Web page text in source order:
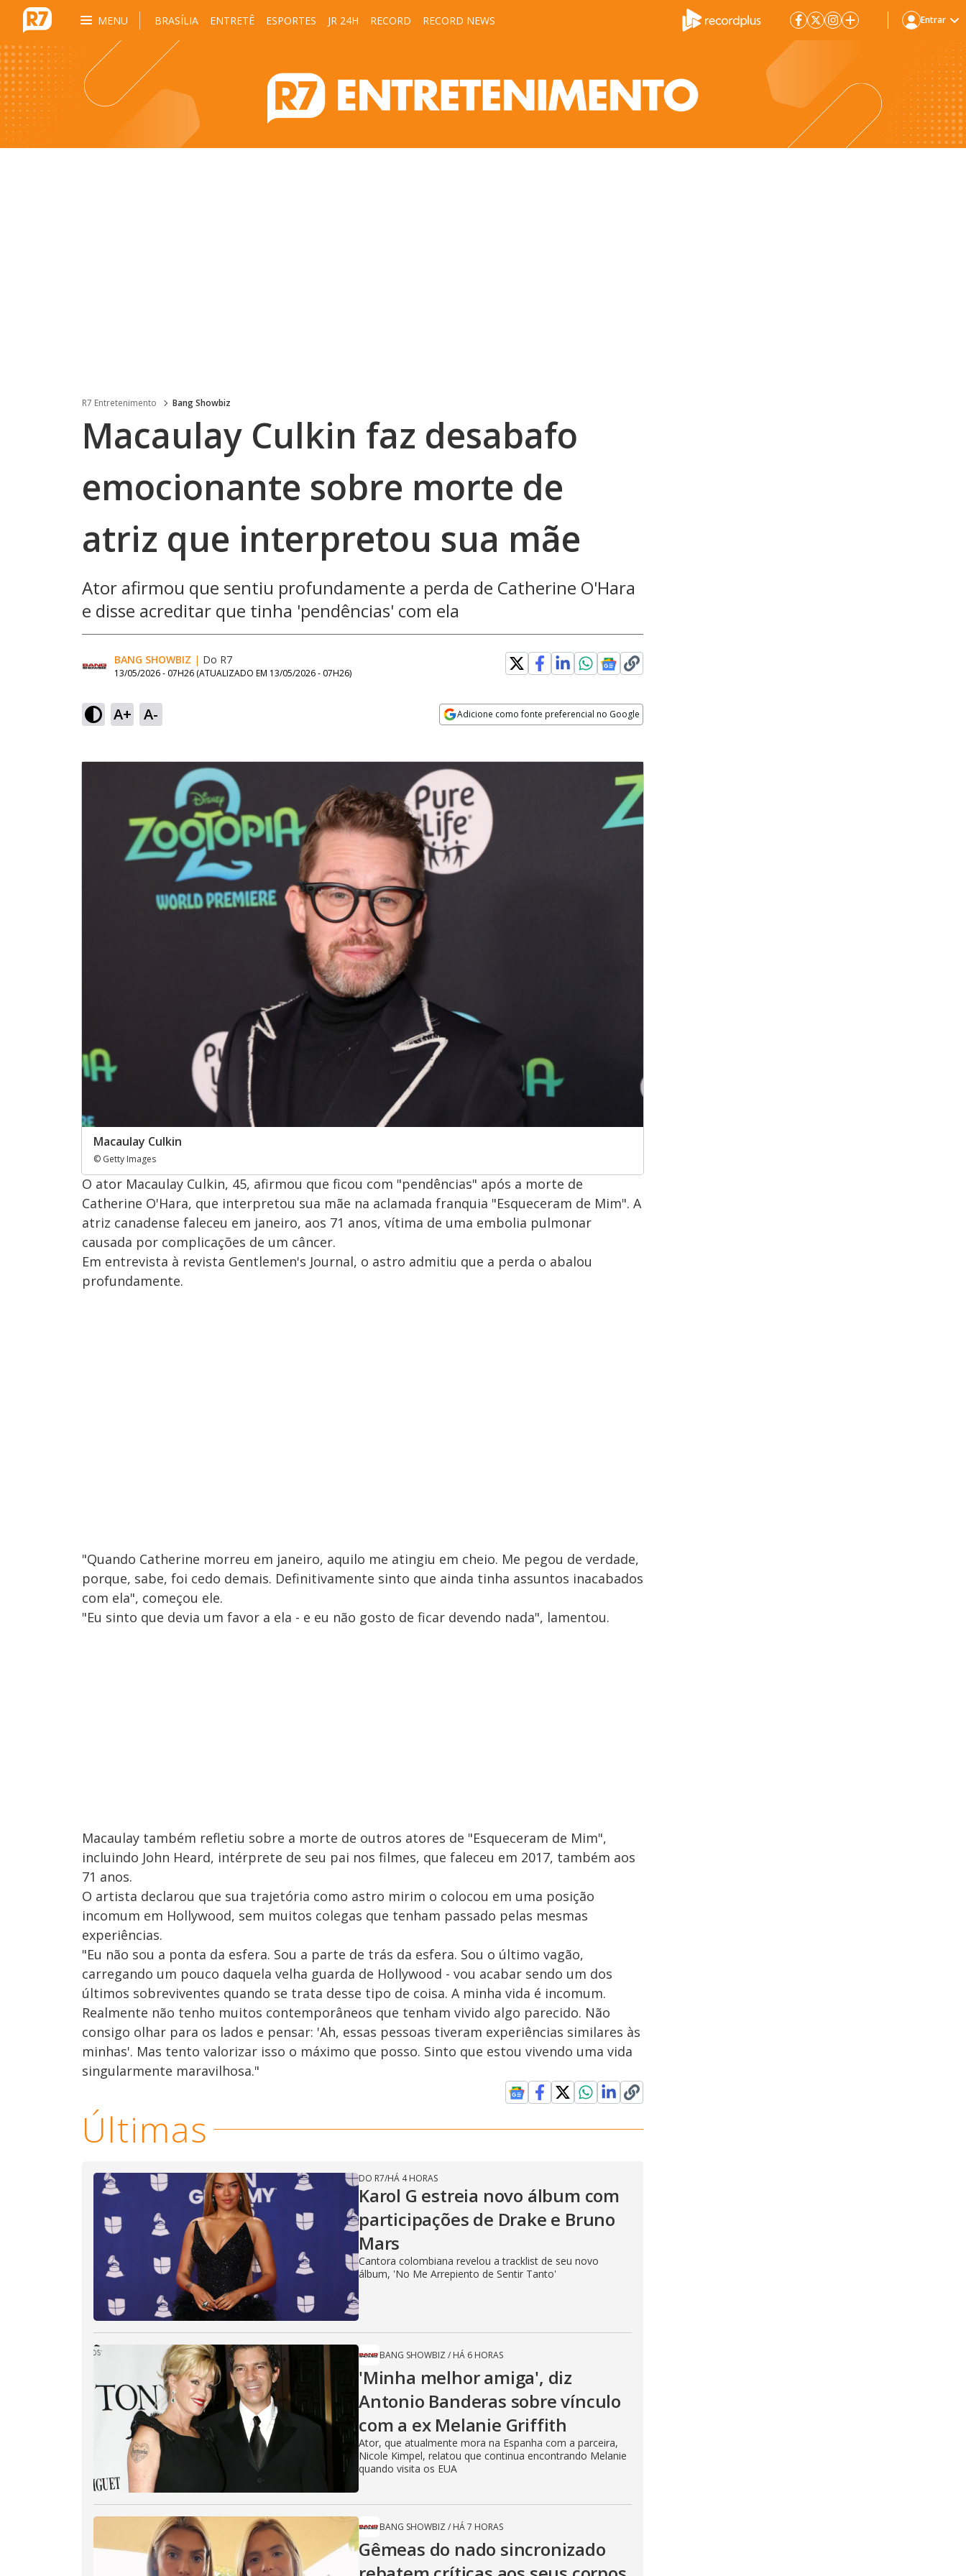
MENU BRASÍLIA ENTRETÊ ESPORTES JR 24H RECORD RECORD NEWS Entrar
R7 Entretenimento Bang Showbiz
Macaulay Culkin faz desabafo
emocionante sobre morte de
atriz que interpretou sua mãe
Ator afirmou que sentiu profundamente a perda d​e Catherine O'Hara
e disse acreditar que tinha 'pendências' com ela
BANG SHOWBIZ | Do R7
13/05/2026 - 07H26 (ATUALIZADO EM 13/05/2026 - 07H26)
A+ A- Adicione como fonte preferencial no Google
Macaulay Culkin
© Getty Images
O ator Macaulay Culkin, 45, afirmou que ficou com "pendências" após a morte de
Catherine O'Hara, que interpretou sua mãe na aclamada franquia "Esqueceram de Mim". A
atriz canadense faleceu em janeiro, aos 71 anos, vítima de uma embolia pulmonar
causada por complicações de um câncer.
Em entrevista à revista Gentlemen's Journal, o astro admitiu que a perda o abalou
profundamente.
"Quando Catherine morreu em janeiro, aquilo me atingiu em cheio. Me pegou de verdade,
porque, sabe, foi cedo demais. Definitivamente sinto que ainda tinha assuntos inacabados
com ela", começou ele.
"Eu sinto que devia um favor a ela - e eu não gosto de ficar devendo nada", lamentou.
Macaulay também refletiu sobre a morte de outros atores de "Esqueceram de Mim",
incluindo John Heard, intérprete de seu pai nos filmes, que faleceu em 2017, também aos
71 anos.
O artista declarou que sua trajetória como astro mirim o colocou em uma posição
incomum em Hollywood, sem muitos colegas que tenham passado pelas mesmas
experiências.
"Eu não sou a ponta da esfera. Sou a parte de trás da esfera. Sou o último vagão,
carregando um pouco daquela velha guarda de Hollywood - vou acabar sendo um dos
últimos sobreviventes quando se trata desse tipo de coisa. A minha vida é incomum.
Realmente não tenho muitos contemporâneos que tenham vivido algo parecido. Não
consigo olhar para os lados e pensar: 'Ah, essas pessoas tiveram experiências similares às
minhas'. Mas tento valorizar isso o máximo que posso. Sinto que estou vivendo uma vida
singularmente maravilhosa."
Últimas
DO R7/HÁ 4 HORAS
Karol G estreia novo álbum com
participações de Drake e Bruno
Mars
Cantora colombiana revelou a ​tracklist de seu novo
álbum, 'No Me Arrepiento de Sentir Tanto'
BANG SHOWBIZ / HÁ 6 HORAS
'Minha melhor amiga', diz
Antonio Banderas sobre vínculo
com a ex Melanie Griffith
Ator, que atualmente mora na Espanha com a parceira,
Nicole Kimpel, relatou que continua encontrando Melanie
quando visita os EUA
BANG SHOWBIZ / HÁ 7 HORAS
Gêmeas do nado sincronizado